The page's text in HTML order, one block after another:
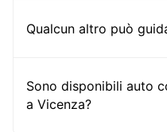
Qualcun altro può
Sono disponibili auto
a Vicenza?